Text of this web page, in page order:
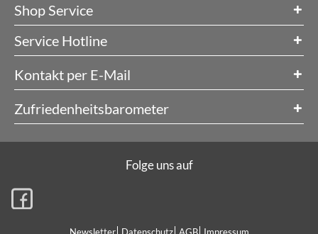
Shop Service
Service Hotline
Kontakt per E-Mail
Zufriedenheitsbarometer
Folge uns auf